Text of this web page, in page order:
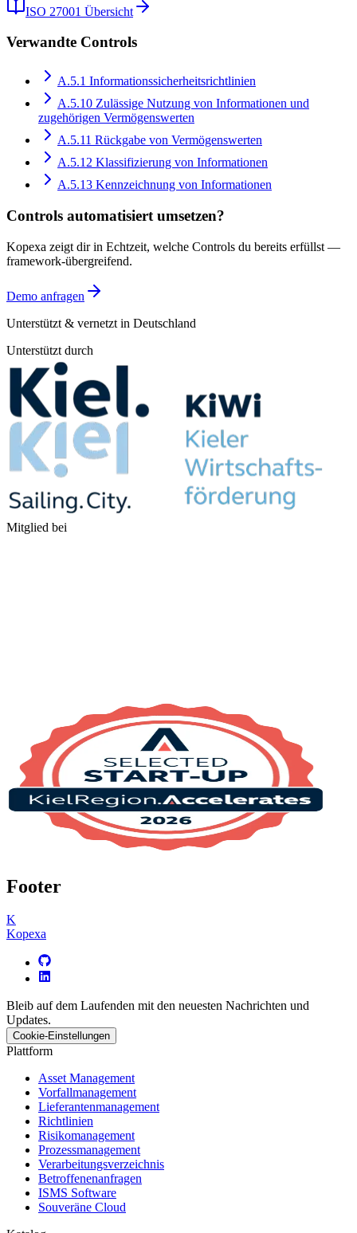
Kostenlose Demo Kostenlos testen
ISO 27001 Übersicht
Verwandte Controls
A.5.1 Informationssicherheitsrichtlinien
A.5.10 Zulässige Nutzung von Informationen und
zugehörigen Vermögenswerten
A.5.11 Rückgabe von Vermögenswerten
A.5.12 Klassifizierung von Informationen
A.5.13 Kennzeichnung von Informationen
Controls automatisiert umsetzen?
Kopexa zeigt dir in Echtzeit, welche Controls du bereits erfüllst —
framework-übergreifend.
Demo anfragen
Unterstützt & vernetzt in Deutschland
Unterstützt durch
Mitglied bei
Footer
K
Kopexa
Bleib auf dem Laufenden mit den neuesten Nachrichten und
Updates.
Cookie-Einstellungen
Plattform
Asset Management
Vorfallmanagement
Lieferantenmanagement
Richtlinien
Risikomanagement
Prozessmanagement
Verarbeitungsverzeichnis
Betroffenenanfragen
ISMS Software
Souveräne Cloud